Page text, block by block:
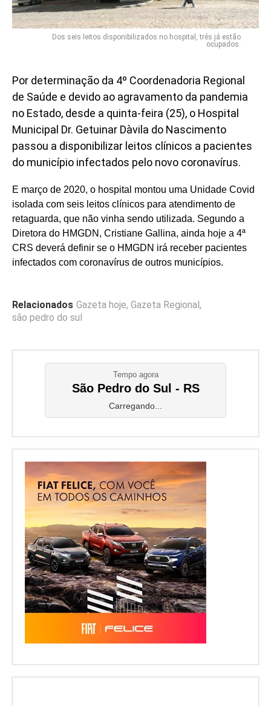
Dos seis leitos disponibilizados no hospital, três já estão
ocupados.
Por determinação da 4º Coordenadoria Regional
de Saúde e devido ao agravamento da pandemia
no Estado, desde a quinta-feira (25), o Hospital
Municipal Dr. Getuinar Dàvila do Nascimento
passou a disponibilizar leitos clínicos a pacientes
do município infectados pelo novo coronavírus.
E março de 2020, o hospital montou uma Unidade Covid
isolada com seis leitos clínicos para atendimento de
retaguarda, que não vinha sendo utilizada. Segundo a
Diretora do HMGDN, Cristiane Gallina, ainda hoje a 4ª
CRS deverá definir se o HMGDN irá receber pacientes
infectados com coronavírus de outros municípios.
Relacionados Gazeta hoje, Gazeta Regional,
são pedro do sul
Tempo agora
São Pedro do Sul - RS
Carregando...